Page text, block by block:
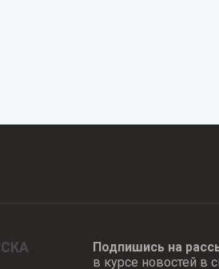
Подпишись на
в курсе новостей в